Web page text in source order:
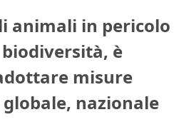
animali in pericolo
è
misure
nazionale